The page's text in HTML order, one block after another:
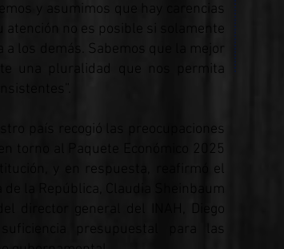
y asumimos que hay carencias
atención no es posible si solamente
a los demás. Sabemos que la mejor
una pluralidad que nos permita
país recogió las preocupaciones
torno al Paquete Económico 2025
y en respuesta, reafirmó el
la República, Claudia Sheinbaum
director general del INAH, Diego
presupuestal para las